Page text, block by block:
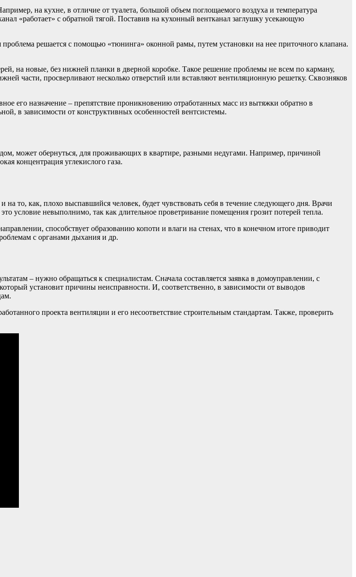
на кухне, в отличие от туалета, большой объем поглощаемого воздуха и температура
«работает» с обратной тягой. Поставив на кухонный вентканал заглушку усекающую
решается с помощью «тюнинга» оконной рамы, путем установки на нее приточного клапана.
на новые, без нижней планки в дверной коробке. Такое решение проблемы не всем по карману,
части, просверливают несколько отверстий или вставляют вентиляционную решетку. Сквозняков
его назначение – препятствие проникновению отработанных масс из вытяжки обратно в
в зависимости от конструктивных особенностей вентсистемы.
может обернуться, для проживающих в квартире, разными недугами. Например, причиной
концентрация углекислого газа.
то, как, плохо выспавшийся человек, будет чувствовать себя в течение следующего дня. Врачи
условие невыполнимо, так как длительное проветривание помещения грозит потерей тепла.
способствует образованию копоти и влаги на стенах, что в конечном итоге приводит
с органами дыхания и др.
– нужно обращаться к специалистам. Сначала составляется заявка в домоуправлении, с
установит причины неисправности. И, соответственно, в зависимости от выводов
проекта вентиляции и его несоответствие строительным стандартам. Также, проверить